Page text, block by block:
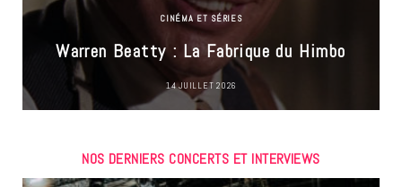
CINÉMA ET SÉRIES
Warren Beatty : La Fabrique du Himbo
14 JUILLET 2026
NOS DERNIERS CONCERTS ET INTERVIEWS